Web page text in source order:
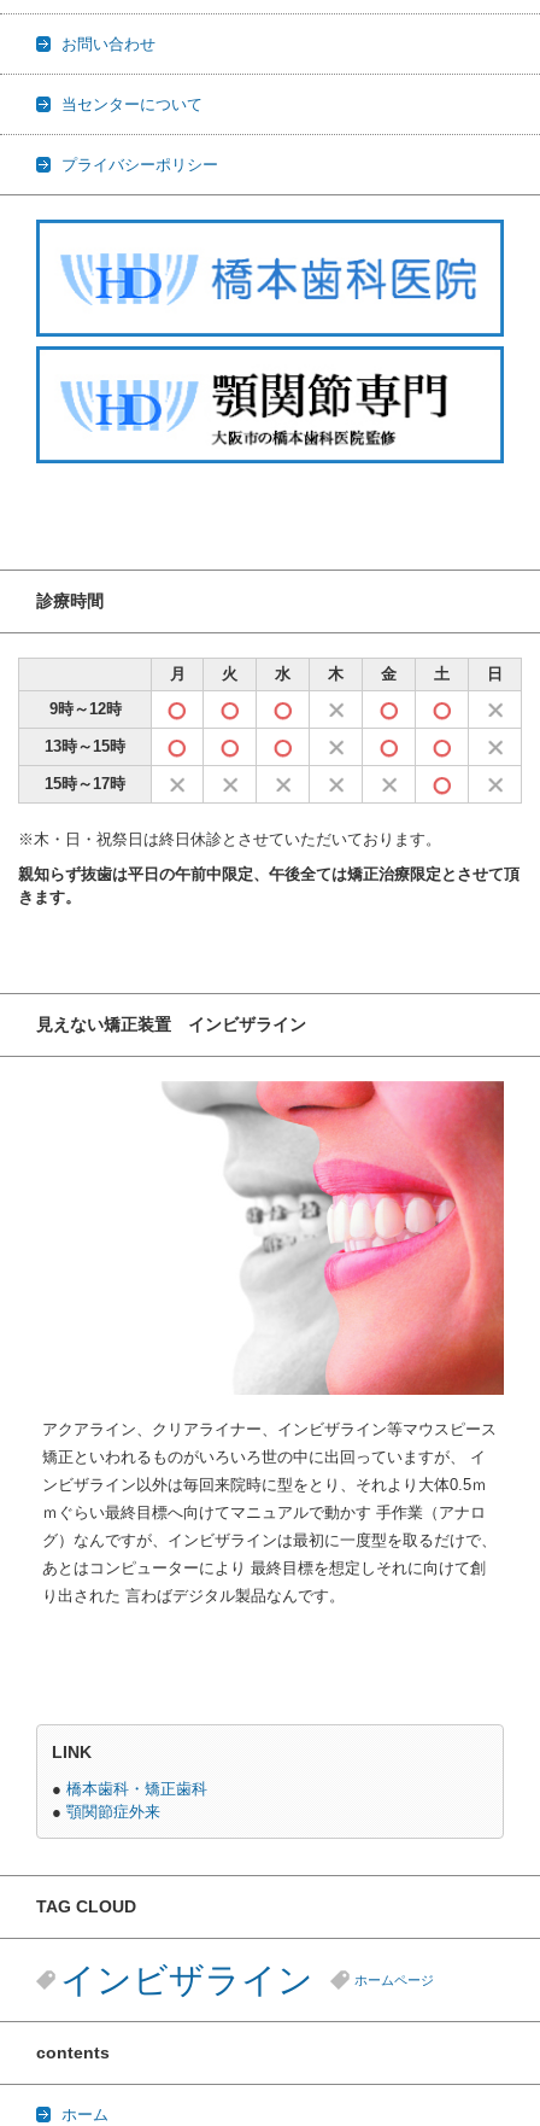
お問い合わせ
当センターについて
プライバシーポリシー
診療時間
月 火 水 木 金 土
日
9時～12時
13時～15時
15時～17時
※木・日・祝祭日は終日休診とさせていただいております。
親知らず抜歯は平日の午前中限定、午後全ては矯正治療限定とさせて頂
きます。
見えない矯正装置 インビザライン
アクアライン、クリアライナー、インビザライン等マウスピース
矯正といわれるものがいろいろ世の中に出回っていますが、 イ
ンビザライン以外は毎回来院時に型をとり、それより大体0.5ｍ
ｍぐらい最終目標へ向けてマニュアルで動かす 手作業（アナロ
グ）なんですが、インビザラインは最初に一度型を取るだけで、
あとはコンピューターにより 最終目標を想定しそれに向けて創
り出された 言わばデジタル製品なんです。
LINK
● 橋本歯科・矯正歯科
● 顎関節症外来
TAG CLOUD
インビザライン ホームページ
contents
ホーム